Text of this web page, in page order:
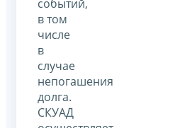
событий,
в том
числе
в
случае
непогашения
долга.
СКУАД